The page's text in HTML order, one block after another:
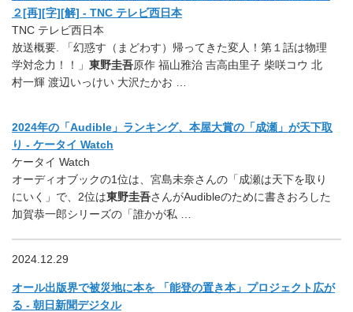
２[再][字][解] - TNC テレビ西日本
TNC テレビ西日本
放送概要. 「幻惑す（まどわす）帰ってきた変人！第１話は物理
学対念力！！」 東野圭吾原作 福山雅治 吉高由里子 柴咲コウ 北
村一輝 渡辺いっけい 大沢たかお …
2024年の「Audible」ランキング、本屋大賞の「成瀬」が天下取
り - ケータイ Watch
ケータイ Watch
オーディオブックの1位は、宮島未奈さんの「成瀬は天下を取り
にいく」で、2位は東野圭吾さんがAudibleのために書きおろした
加賀恭一郎シリーズの「誰かが私 …
2024.12.29
オール出版界で被災地に本を 「能登の置き本」プロジェクト広が
る - 朝日新聞デジタル